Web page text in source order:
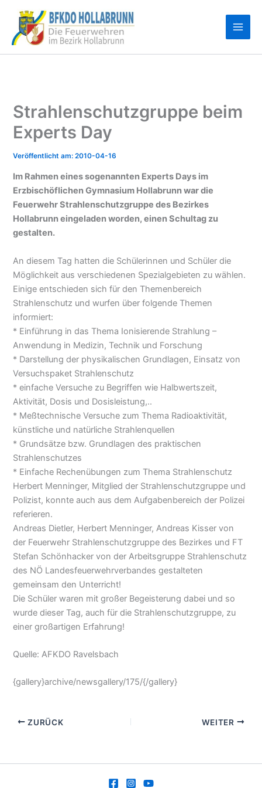
Inhalt
springen
Strahlenschutzgruppe beim
Experts Day
2010-04-16
Im Rahmen eines sogenannten Experts Days im
Erzbischöflichen Gymnasium Hollabrunn war die
Feuerwehr Strahlenschutzgruppe des Bezirkes
Hollabrunn eingeladen worden, einen Schultag zu
gestalten.
An diesem Tag hatten die Schülerinnen und Schüler die
Möglichkeit aus verschiedenen Spezialgebieten zu wählen.
Einige entschieden sich für den Themenbereich
Strahlenschutz und wurfen über folgende Themen
informiert:
* Einführung in das Thema Ionisierende Strahlung –
Anwendung in Medizin, Technik und Forschung
* Darstellung der physikalischen Grundlagen, Einsatz von
Versuchspaket Strahlenschutz
* einfache Versuche zu Begriffen wie Halbwertszeit,
Aktivität, Dosis und Dosisleistung,..
* Meßtechnische Versuche zum Thema Radioaktivität,
künstliche und natürliche Strahlenquellen
* Grundsätze bzw. Grundlagen des praktischen
Strahlenschutzes
* Einfache Rechenübungen zum Thema Strahlenschutz
Herbert Menninger, Mitglied der Strahlenschutzgruppe und
Polizist, konnte auch aus dem Aufgabenbereich der Polizei
referieren.
Andreas Dietler, Herbert Menninger, Andreas Kisser von
der Feuerwehr Strahlenschutzgruppe des Bezirkes und FT
Stefan Schönhacker von der Arbeitsgruppe Strahlenschutz
des NÖ Landesfeuerwehrverbandes gestalteten
gemeinsam den Unterricht!
Die Schüler waren mit großer Begeisterung dabei und so
wurde dieser Tag, auch für die Strahlenschutzgruppe, zu
einer großartigen Erfahrung!
Quelle: AFKDO Ravelsbach
{gallery}archive/newsgallery/175/{/gallery}
ZURÜCK WEITER